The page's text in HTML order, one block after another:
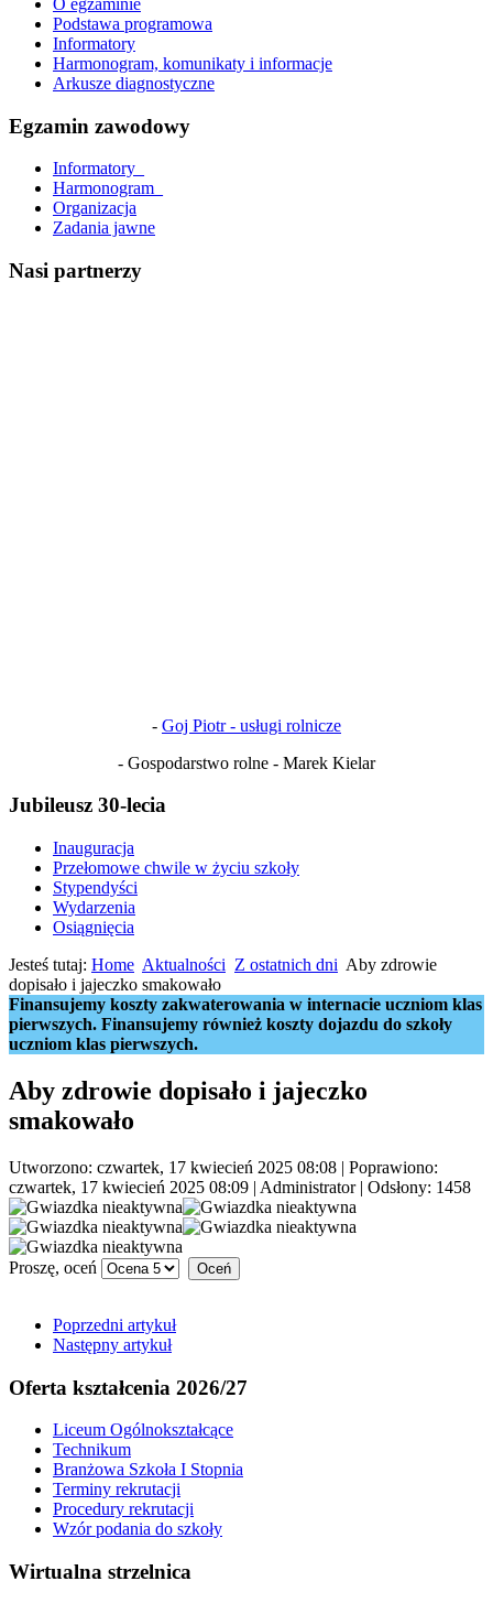
Podstawa programowa
Informatory
Harmonogram, komunikaty i informacje
Arkusze diagnostyczne
Egzamin zawodowy
Informatory_
Harmonogram_
Organizacja
Zadania jawne
Nasi partnerzy
- Goj Piotr - usługi rolnicze
- Gospodarstwo rolne - Marek Kielar
Jubileusz 30-lecia
Inauguracja
Przełomowe chwile w życiu szkoły
Stypendyści
Wydarzenia
Osiągnięcia
Jesteś tutaj: Home Aktualności Z ostatnich dni Aby zdrowie
dopisało i jajeczko smakowało
Finansujemy koszty zakwaterowania w internacie uczniom klas
pierwszych. Finansujemy również koszty dojazdu do szkoły
uczniom klas pierwszych.
Aby zdrowie dopisało i jajeczko
smakowało
Utworzono: czwartek, 17 kwiecień 2025 08:08 | Poprawiono:
czwartek, 17 kwiecień 2025 08:09 | Administrator| Odsłony: 1458
Proszę, oceń
Poprzedni artykuł
Następny artykuł
Oferta kształcenia 2026/27
Liceum Ogólnokształcące
Technikum
Branżowa Szkoła I Stopnia
Terminy rekrutacji
Procedury rekrutacji
Wzór podania do szkoły
Wirtualna strzelnica